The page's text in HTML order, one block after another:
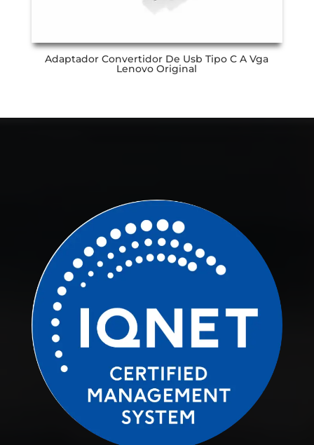
Adaptador Convertidor De Usb Tipo C A Vga
Lenovo Original